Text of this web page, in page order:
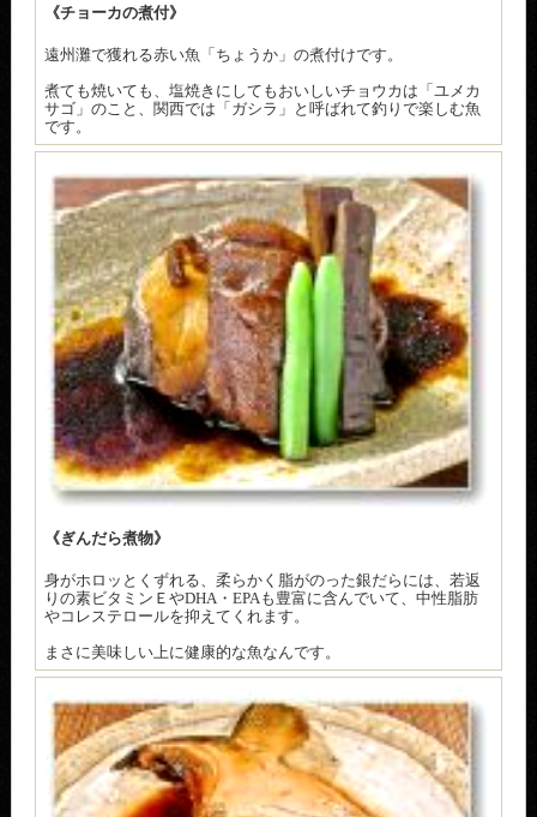
《チョーカの煮付》
遠州灘で獲れる赤い魚「ちょうか」の煮付けです。
煮ても焼いても、塩焼きにしてもおいしいチョウカは「ユメカ
サゴ」のこと、関西では「ガシラ」と呼ばれて釣りで楽しむ魚
です。
《ぎんだら煮物》
身がホロッとくずれる、柔らかく脂がのった銀だらには、若返
りの素ビタミンＥやDHA・EPAも豊富に含んでいて、中性脂肪
やコレステロールを抑えてくれます。
まさに美味しい上に健康的な魚なんです。